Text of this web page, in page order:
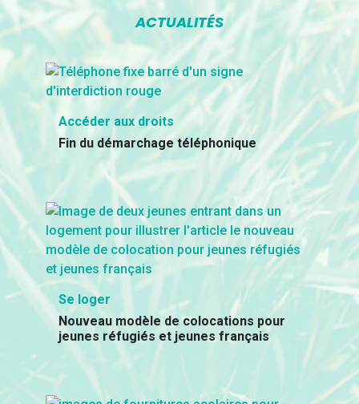
ACTUALITÉS
Accéder aux droits
Fin du démarchage téléphonique
Se loger
Nouveau modèle de colocations pour
jeunes réfugiés et jeunes français